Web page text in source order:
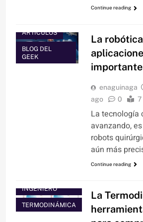
Continue reading
ARTÍCULOS
BLOG DEL
GEEK
La
enaguinaga
ago
0 7
La tecnología
avanzando,
robots
aún más
Continue reading
INGENIERO
TERMODINÁMICA
La